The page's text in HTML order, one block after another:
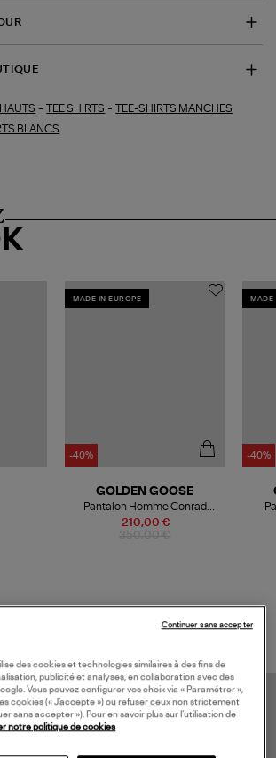
HAUTS -TEE SHIRTS -TEE-SHIRTS MANCHES
BLANCS
MADE IN EUROPE
-40%
210,00 €
GOLDEN GOOSE
Pantalon Homme Conrad
Marron
MADE
-40%
des cookies et technologies similaires à des fins de
publicité et analyses, en collaboration avec des
Vous pouvez configurer vos choix via « Paramétrer »,
cookies (« J’accepte ») ou refuser ceux non strictement
sans accepter »). Pour en savoir plus sur l’utilisation de
notre politique de cookies
Continuer sans accepter